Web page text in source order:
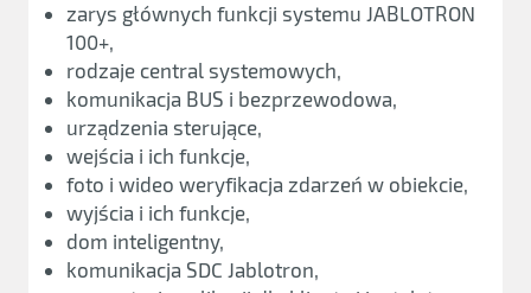
zarys głównych funkcji systemu JABLOTRON
100+,
rodzaje central systemowych,
komunikacja BUS i bezprzewodowa,
urządzenia sterujące,
wejścia i ich funkcje,
foto i wideo weryfikacja zdarzeń w obiekcie,
wyjścia i ich funkcje,
dom inteligentny,
komunikacja SDC Jablotron,